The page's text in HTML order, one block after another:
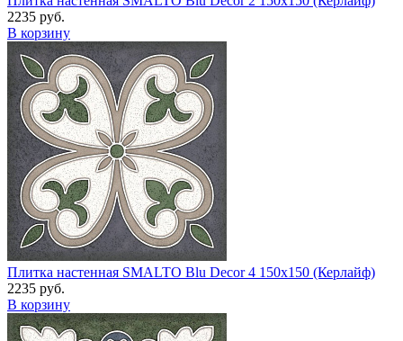
2235 руб.
В корзину
Плитка настенная SMALTO Blu Decor 4 150x150 (Керлайф)
2235 руб.
В корзину